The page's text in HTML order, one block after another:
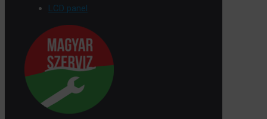
LCD panel